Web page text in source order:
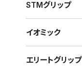
STMグリップ
イオミック
エリートグリップ